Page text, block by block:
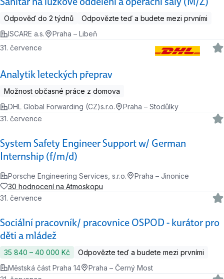
Odpověď do 2 týdnů
Odpovězte teď a budete mezi prvními
ISCARE a.s.
Praha – Libeň
Analytik leteckých přeprav
31. července
Možnost občasné práce z domova
DHL Global Forwarding (CZ)s.r.o.
Praha – Stodůlky
System Safety Engineer Support w/ German
Internship (f/m/d)
31. července
Porsche Engineering Services, s.r.o.
Praha – Jinonice
30 hodnocení na Atmoskopu
Sociální pracovník/ pracovnice OSPOD - kurátor pro
děti a mládež
31. července
35 840 ‍–‍ 40 000 Kč
Odpovězte teď a budete mezi prvními
Městská část Praha 14
Praha – Černý Most